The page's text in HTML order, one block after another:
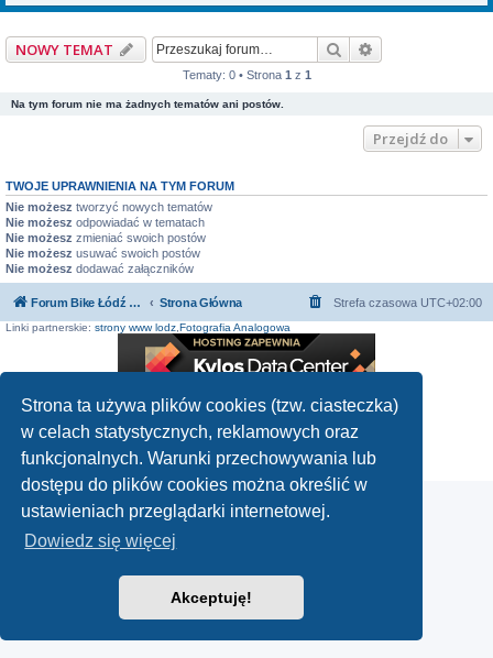
Strona ta używa plików cookies (tzw. ciasteczka)
w celach statystycznych, reklamowych oraz
funkcjonalnych. Warunki przechowywania lub
dostępu do plików cookies można określić w
ustawieniach przeglądarki internetowej.
Dowiedz się więcej
Akceptuję!
NOWY TEMAT Szukaj
Tematy: 0 • Strona 1 z 1
Na tym forum nie ma żadnych tematów ani postów.
Przejdź do
TWOJE UPRAWNIENIA NA TYM FORUM
Nie możesz tworzyć nowych tematów
Nie możesz odpowiadać w tematach
Nie możesz zmieniać swoich postów
Nie możesz usuwać swoich postów
Nie możesz dodawać załączników
Forum Bike Łódź - Forum Rowerowe Łódź - Forum Szosowe - Forum MTB Strona Główna Strefa czasowa UTC+02:00
Linki partnerskie: strony www lodz Fotografia Analogowa
Polski pakiet językowy dostarczaphpBB.pl
Zasady ochrony danych osobowych|Regulamin